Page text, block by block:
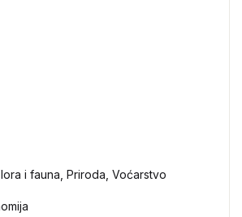
i fauna, Priroda, Voćarstvo